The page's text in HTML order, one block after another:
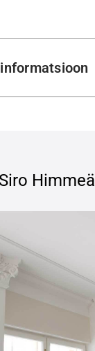
Siro Himmeä